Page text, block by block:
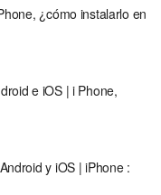
¿cómo instalarlo en
e iOS | i Phone,
y iOS | iPhone :